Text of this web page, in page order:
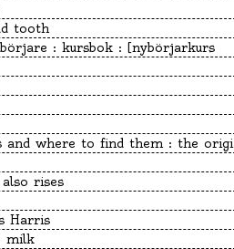
tooth
: kursbok : [nybörjarkurs
where to find them : the original screenplay
rises
Harris
milk